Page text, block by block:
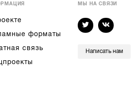
форматы
связь
МЫ НА СВЯЗИ
Написать нам